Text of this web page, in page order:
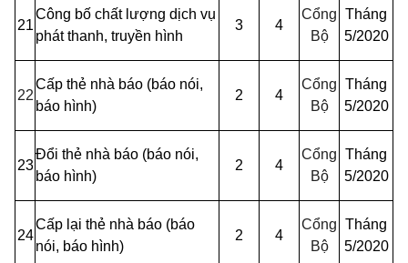
21
Công bố chất lượng dịch vụ
phát thanh, truyền hình
3 4
Cổng
Bộ
Tháng
5/2020
22
Cấp thẻ nhà báo (báo nói,
báo hình)
2 4
Cổng
Bộ
Tháng
5/2020
23
Đổi thẻ nhà báo (báo nói,
báo hình)
2 4
Cổng
Bộ
Tháng
5/2020
24
Cấp lại thẻ nhà báo (báo
nói, báo hình)
2 4
Cổng
Bộ
Tháng
5/2020